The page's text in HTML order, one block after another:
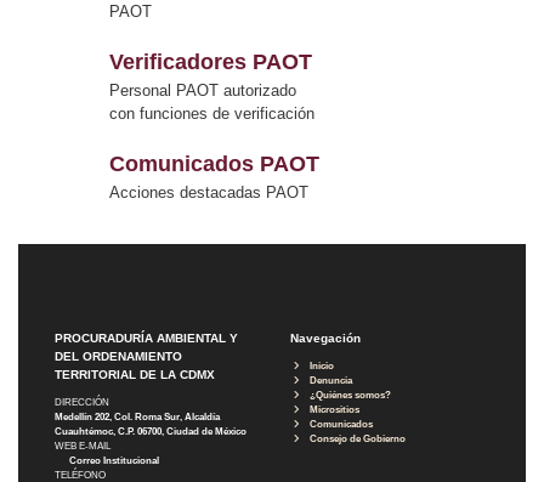
PAOT
Verificadores PAOT
Personal PAOT autorizado
con funciones de verificación
Comunicados PAOT
Acciones destacadas PAOT
PROCURADURÍA AMBIENTAL Y
DEL ORDENAMIENTO
TERRITORIAL DE LA CDMX
DIRECCIÓN
Medellín 202, Col. Roma Sur, Alcaldía
Cuauhtémoc, C.P. 06700, Ciudad de México
WEB E-MAIL
Correo Institucional
TELÉFONO
Navegación
Inicio
Denuncia
¿Quiénes somos?
Micrositios
Comunicados
Consejo de Gobierno